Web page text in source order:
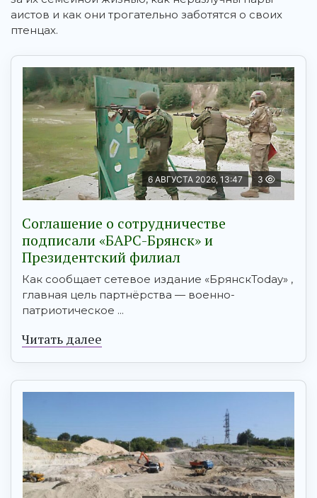
аистов и как они трогательно заботятся о своих
птенцах.
6 АВГУСТА 2026, 13:47 3
Соглашение о сотрудничестве
подписали «БАРС-Брянск» и
Президентский филиал
Как сообщает сетевое издание «БрянскToday» ,
главная цель партнёрства — военно-
патриотическое ...
Читать далее